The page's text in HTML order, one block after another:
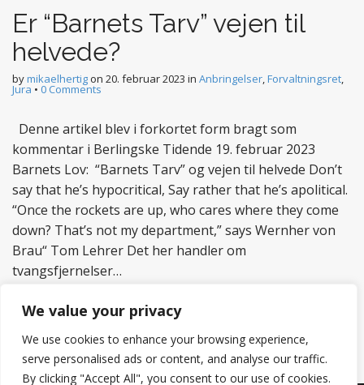
We value your privacy
We use cookies to enhance your browsing experience,
serve personalised ads or content, and analyse our traffic.
By clicking "Accept All", you consent to our use of cookies.
Er “Barnets Tarv” vejen til
helvede?
bymikaelhertigon 20. februar 2023 in Anbringelser,Forvaltningsret,
Jura • 0 Comments
Denne artikel blev i forkortet form bragt som
kommentar i Berlingske Tidende 19. februar 2023
Barnets Lov: “Barnets Tarv” og vejen til helvede Don’t
say that he’s hypocritical, Say rather that he’s apolitical.
“Once the rockets are up, who cares where they come
down? That’s not my department,” says Wernher von
Brau“ Tom Lehrer Det her handler om
tvangsfjernelser…
Read more